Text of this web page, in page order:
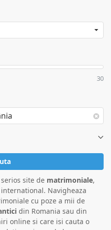
30
site de matrimoniale,
Navigheaza
cu poze a mii de
din Romania sau din
online si care isi cauta o